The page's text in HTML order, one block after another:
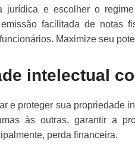
jurídica e escolher o
facilitada de notas
Maximize seu
intelectual
e proteger sua propriedade
às outras, garantir a
perda financeira.